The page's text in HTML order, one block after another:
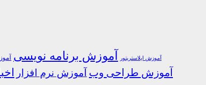
آموزش ایلاستریتور آموزش برنامه نویسی
آموزش طراحی وب آموزش نرم افزار